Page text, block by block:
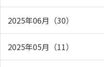
2025年06月（30）
2025年05月（11）